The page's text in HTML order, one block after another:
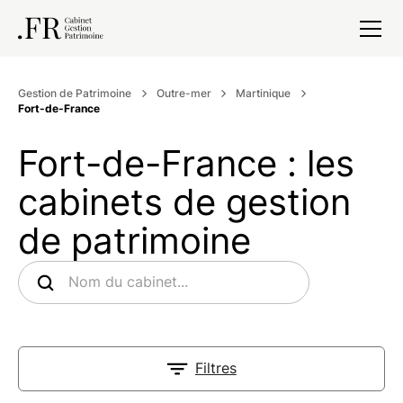
Gestion de Patrimoine Outre-mer
Martinique
Fort-de-France
Fort-de-France : les
cabinets de gestion
de patrimoine
Filtres